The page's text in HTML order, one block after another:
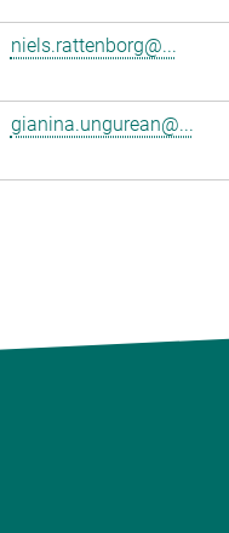
niels.rattenborg@...
gianina.ungurean@...